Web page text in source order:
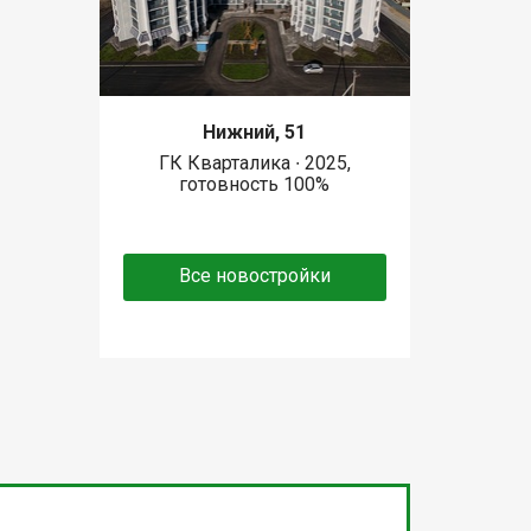
Нижний, 51
ГК Кварталика ∙ 2025,
готовность 100%
Все новостройки